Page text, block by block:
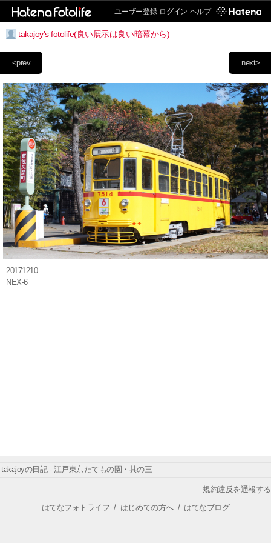
ユーザー登録 ログイン ヘルプ
takajoy's fotolife(良い展示は良い暗幕から)
next>
<prev
20171210
NEX-6
takajoyの日記 - 江戸東京たてもの園・其の三
規約違反を通報する
はてなフォトライフ / はじめての方へ/ はてなブログ